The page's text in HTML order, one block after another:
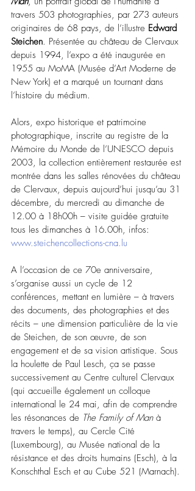
travers 503 photographies, par 273 auteurs
originaires de 68 pays, de l’illustre Edward
Steichen. Présentée au château de Clervaux
depuis 1994, l’expo a été inaugurée en
1955 au MoMA (Musée d’Art Moderne de
New York) et a marqué un tournant dans
l’histoire du médium.
Alors, expo historique et patrimoine
photographique, inscrite au registre de la
Mémoire du Monde de l’UNESCO depuis
2003, la collection entièrement restaurée est
montrée dans les salles rénovées du château
de Clervaux, depuis aujourd’hui jusqu’au 31
décembre, du mercredi au dimanche de
12.00 à 18h00h – visite guidée gratuite
tous les dimanches à 16.00h, infos:
www.steichencollections-cna.lu
A l’occasion de ce 70e anniversaire,
s’organise aussi un cycle de 12
conférences, mettant en lumière – à travers
des documents, des photographies et des
récits – une dimension particulière de la vie
de Steichen, de son œuvre, de son
engagement et de sa vision artistique. Sous
la houlette de Paul Lesch, ça se passe
successivement au Centre culturel Clervaux
(qui accueille également un colloque
international le 24 mai, afin de comprendre
les résonances de The Family of Man à
travers le temps), au Cercle Cité
(Luxembourg), au Musée national de la
résistance et des droits humains (Esch), à la
Konschthal Esch et au Cube 521 (Marnach).